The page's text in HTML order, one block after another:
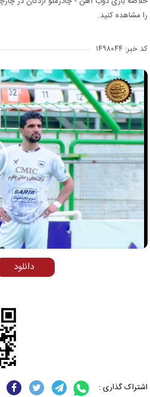
را مشاهده کنید.
کد خبر: ۱۴۹۸۰۴۴
دانلود
اشتراک گذاری :